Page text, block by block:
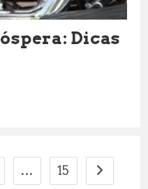
Dicas
… 15 Ir para a